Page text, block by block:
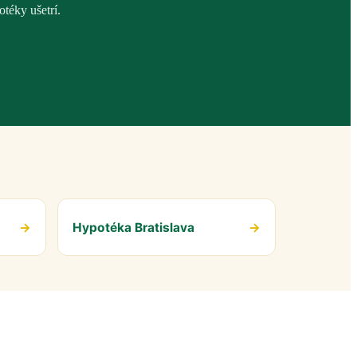
ušetrí.
→ Hypotéka Bratislava →